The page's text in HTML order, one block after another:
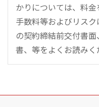
かりについては、料
手数料等およびリス
の契約締結前交付書
書、等をよくお読みく
こ